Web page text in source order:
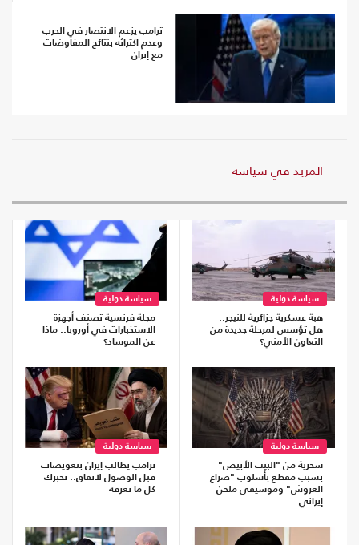
ترامب يزعم الانتصار في الحرب
وعدم اكتراثه بنتائج المفاوضات
مع إيران
المزيد في سياسة
سياسة دولية
هبة عسكرية جزائرية للنيجر..
هل تؤسس لمرحلة جديدة من
التعاون الأمني؟
سياسة دولية
مجلة فرنسية تصنف أجهزة
الاستخبارات في أوروبا.. ماذا
عن الموساد؟
سياسة دولية
سخرية من "البيت الأبيض"
بسبب مقطع بأسلوب "صراع
العروش" وموسيقى ملحن
إيراني
سياسة دولية
ترامب يطالب إيران بتعويضات
قبل الوصول لاتفاق.. نخبرك
كل ما نعرفه